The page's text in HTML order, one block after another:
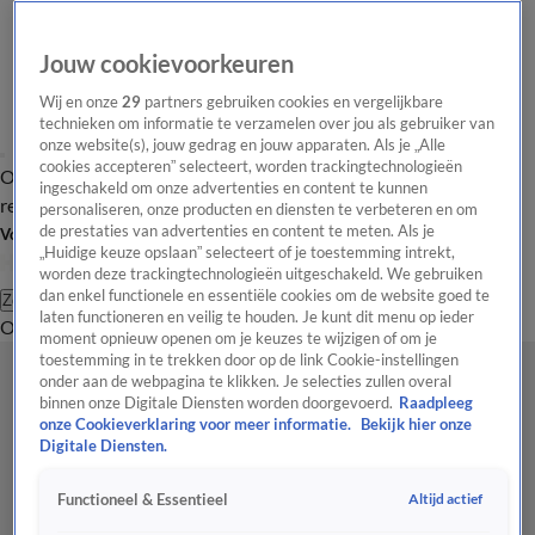
Overzicht Laatste nieuws Regionieuws Het beste van Hart
Tip de
redactie
Volg Hart van Nederland
Zoeken
OverzichtRegioUitzendingenWeerTip de redactiePanelVideo's
Jouw cookievoorkeuren
Wij en onze29 partners gebruiken cookies en vergelijkbare
technieken om informatie te verzamelen over jou als gebruiker van
onze website(s), jouw gedrag en jouw apparaten. Als je „Alle
cookies accepteren” selecteert, worden trackingtechnologieën
ingeschakeld om onze advertenties en content te kunnen
personaliseren, onze producten en diensten te verbeteren en om
de prestaties van advertenties en content te meten. Als je
„Huidige keuze opslaan” selecteert of je toestemming intrekt,
worden deze trackingtechnologieën uitgeschakeld. We gebruiken
dan enkel functionele en essentiële cookies om de website goed te
laten functioneren en veilig te houden. Je kunt dit menu op ieder
moment opnieuw openen om je keuzes te wijzigen of om je
toestemming in te trekken door op de link Cookie-instellingen
onder aan de webpagina te klikken. Je selecties zullen overal
binnen onze Digitale Diensten worden doorgevoerd. Raadpleeg
onze Cookieverklaring voor meer informatie.
Bekijk hier onze
Digitale Diensten.
Functioneel & Essentieel Altijd actief